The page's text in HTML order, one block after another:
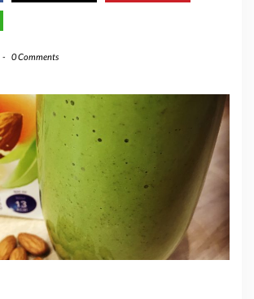
- 0 Comments